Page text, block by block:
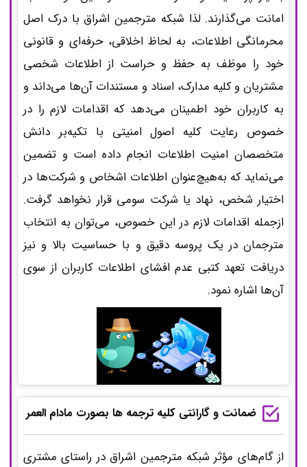
امانت می‌گذارند. لذا شبکه مترجمین اشراق با درک اصل
محرمانگی اطلاعات، به لحاظ اخلاقی، حرفه‌ای و قانونی
خود را موظف به حفظ و حراست از اطلاعات شخصی
مشتریان و کلیه مدارک، اسناد و مستندات آن‌ها می‌داند و
به کاربران خود اطمینان می‌دهد که اقدامات لازم را در
خصوص رعایت کلیه اصول امنیتی با تکیه‌بر دانش
متخصصان امنیت اطلاعات انجام داده است و تضمین
می‌نماید که به‌هیچ‌عنوان اطلاعات اشخاص و شرکت‌ها در
اختیار شخص، نهاد یا شرکت سومی قرار نخواهد گرفت.
ازجمله اقدامات لازم در این خصوص، می‌توان به انتخاب
مترجمان در یک پروسه دقیق و با حساسیت بالا و نیز
دریافت تعهد کتبی عدم افشای اطلاعات کاربران از سوی
آن‌ها اشاره نمود.
ضمانت و گارانتی کلیه ترجمه ها بصورت مادام العمر
از گام‌های مؤثر شبکه مترجمین اشراق در راستای مشتری